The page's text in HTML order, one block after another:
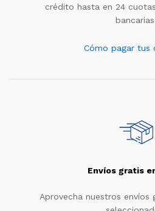
crédito hasta en 24
Cómo pagar tus
Envíos gratis
Aprovecha nuestros envíos